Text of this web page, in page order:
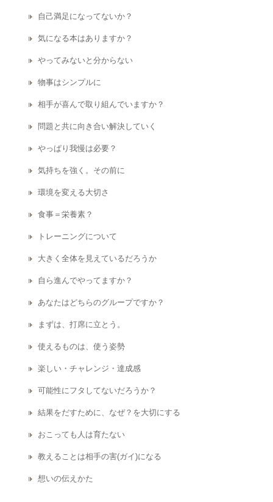
自己満足になってないか？
気になる本はありますか？
やってみないと分からない
物事はシンプルに
相手が喜んで取り組んでいますか？
問題と共に向き合い解決していく
やっぱり我慢は必要？
気持ちを強く。その前に
環境を変える大切さ
食事＝栄養素？
トレーニングについて
大きく全体を見えているだろうか
自ら進んでやってますか？
あなたはどちらのグループですか？
まずは、打席に立とう。
使えるものは、使う姿勢
楽しい・チャレンジ・達成感
可能性にフタしてないだろうか？
結果をだすために、なぜ？を大切にする
おこっても人は育たない
教えることは相手の害(ガイ)になる
想いの伝えかた